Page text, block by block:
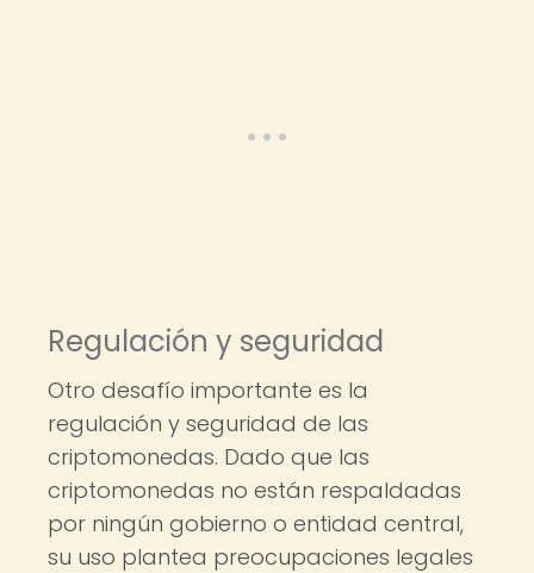
Regulación y seguridad
Otro desafío importante es la
regulación y seguridad de las
criptomonedas. Dado que las
criptomonedas no están respaldadas
por ningún gobierno o entidad central,
su uso plantea preocupaciones legales